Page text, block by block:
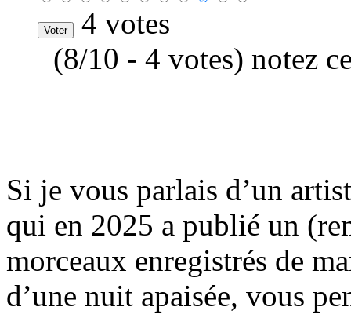
4 votes
(8/10 - 4 votes) notez
Si je vous parlais d’un
qui en 2025 a publié un
morceaux enregistrés de
d’une nuit apaisée, vous